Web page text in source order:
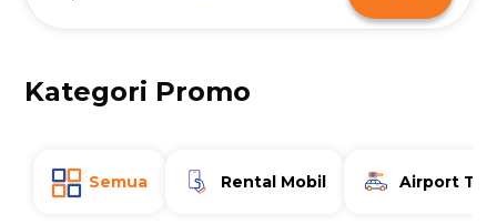
Kategori Promo
Semua Rental Mobil Airport